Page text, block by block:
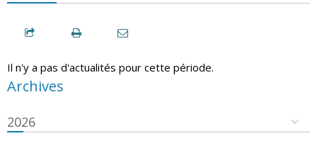
Il n'y a pas d'actualités pour cette période.
Archives
2026